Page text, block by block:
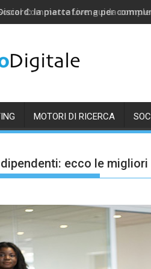
la piattaforma per
MOTORI DI RICERCA
ecco le